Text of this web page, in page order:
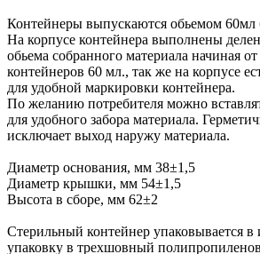
Контейнеры выпускаются обьемом 60мл
На корпусе контейнера выполнены
обьема собранного материала начиная
контейнеров 60 мл., так же на корпусе
для удобной маркировки контейнера.
По желанию потребителя можно
для удобного забора материала.
исключает выход наружу материала.
Диаметр основания, мм 38±1,5
Диаметр крышки, мм 54±1,5
Высота в сборе, мм 62±2
Стерильный контейнер упаковывается
упаковку в трехшовный